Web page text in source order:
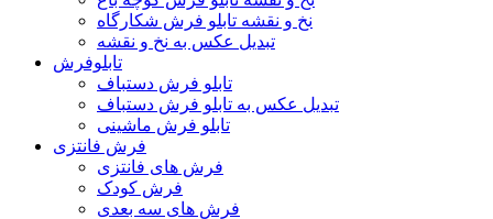
نخ و نقشه تابلو فرش شکارگاه
تبدیل عکس به نخ و نقشه
تابلوفرش
تابلو فرش دستباف
تبدیل عکس به تابلو فرش دستباف
تابلو فرش ماشینی
فرش فانتزی
فرش های فانتزی
فرش کودک
فرش های سه بعدی